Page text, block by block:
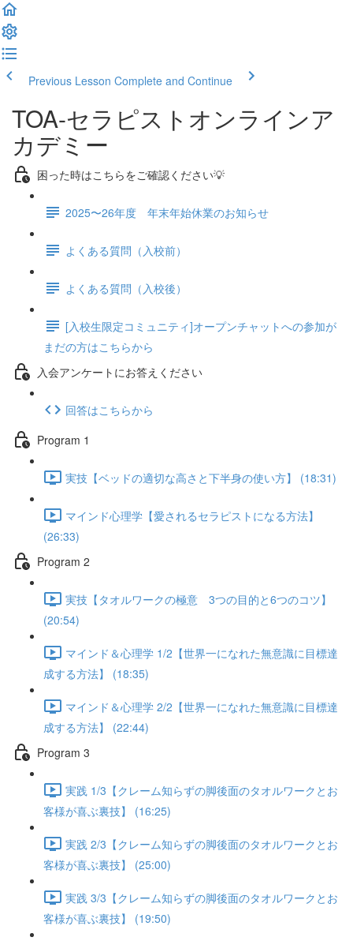
Previous Lesson Complete and Continue
TOA-セラピストオンラインア
カデミー
困った時はこちらをご確認ください💡
2025〜26年度 年末年始休業のお知らせ
よくある質問（入校前）
よくある質問（入校後）
[入校生限定コミュニティ]オープンチャットへの参加が
まだの方はこちらから
入会アンケートにお答えください
回答はこちらから
Program 1
実技【ベッドの適切な高さと下半身の使い方】 (18:31)
マインド心理学【愛されるセラピストになる方法】
(26:33)
Program 2
実技【タオルワークの極意 3つの目的と6つのコツ】
(20:54)
マインド＆心理学 1/2【世界一になれた無意識に目標達
成する方法】 (18:35)
マインド＆心理学 2/2【世界一になれた無意識に目標達
成する方法】 (22:44)
Program 3
実践 1/3【クレーム知らずの脚後面のタオルワークとお
客様が喜ぶ裏技】 (16:25)
実践 2/3【クレーム知らずの脚後面のタオルワークとお
客様が喜ぶ裏技】 (25:00)
実践 3/3【クレーム知らずの脚後面のタオルワークとお
客様が喜ぶ裏技】 (19:50)